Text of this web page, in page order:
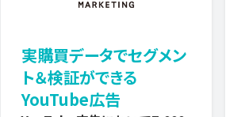
実購買データでセグメン
ト＆検証ができる
YouTube広告